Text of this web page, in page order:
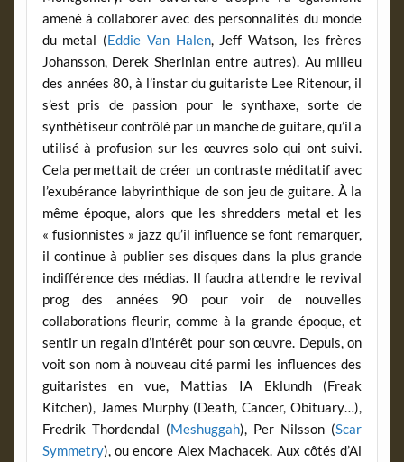
amené à collaborer avec des personnalités du monde
du metal (Eddie Van Halen, Jeff Watson, les frères
Johansson, Derek Sherinian entre autres). Au milieu
des années 80, à l’instar du guitariste Lee Ritenour, il
s’est pris de passion pour le synthaxe, sorte de
synthétiseur contrôlé par un manche de guitare, qu’il a
utilisé à profusion sur les œuvres solo qui ont suivi.
Cela permettait de créer un contraste méditatif avec
l’exubérance labyrinthique de son jeu de guitare. À la
même époque, alors que les shredders metal et les
« fusionnistes » jazz qu’il influence se font remarquer,
il continue à publier ses disques dans la plus grande
indifférence des médias. Il faudra attendre le revival
prog des années 90 pour voir de nouvelles
collaborations fleurir, comme à la grande époque, et
sentir un regain d’intérêt pour son œuvre. Depuis, on
voit son nom à nouveau cité parmi les influences des
guitaristes en vue, Mattias IA Eklundh (Freak
Kitchen), James Murphy (Death, Cancer, Obituary…),
Fredrik Thordendal (Meshuggah), Per Nilsson (Scar
Symmetry), ou encore Alex Machacek. Aux côtés d’Al